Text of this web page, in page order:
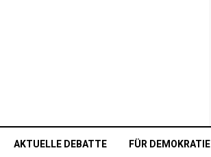
AKTUELLE DEBATTE FÜR DEMOKRATIE